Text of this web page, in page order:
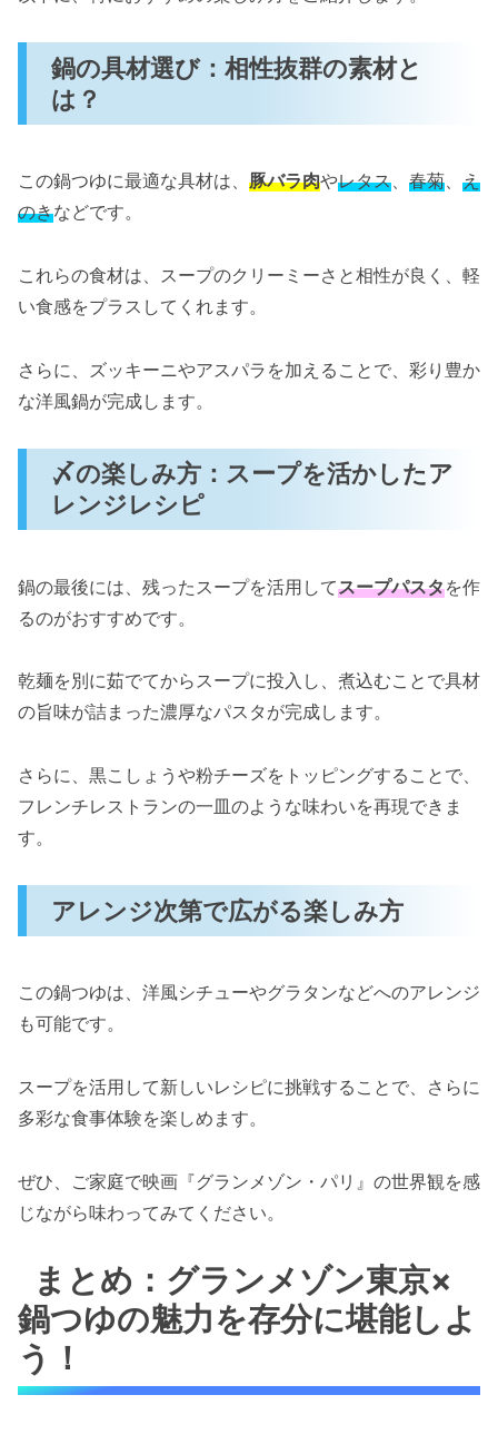
鍋の具材選び：相性抜群の素材と
は？
この鍋つゆに最適な具材は、 豚バラ肉やレタス、 春菊、 え
のきなどです。
これらの食材は、スープのクリーミーさと相性が良く、軽
い食感をプラスしてくれます。
さらに、ズッキーニやアスパラを加えることで、彩り豊か
な洋風鍋が完成します。
〆の楽しみ方：スープを活かしたア
レンジレシピ
鍋の最後には、残ったスープを活用してスープパスタを作
るのがおすすめです。
乾麺を別に茹でてからスープに投入し、煮込むことで具材
の旨味が詰まった濃厚なパスタが完成します。
さらに、黒こしょうや粉チーズをトッピングすることで、
フレンチレストランの一皿のような味わいを再現できま
す。
アレンジ次第で広がる楽しみ方
この鍋つゆは、洋風シチューやグラタンなどへのアレンジ
も可能です。
スープを活用して新しいレシピに挑戦することで、さらに
多彩な食事体験を楽しめます。
ぜひ、ご家庭で映画『グランメゾン・パリ』の世界観を感
じながら味わってみてください。
まとめ：グランメゾン東京×
鍋つゆの魅力を存分に堪能しよ
う！